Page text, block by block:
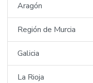
Aragón
Región de Murcia
Galicia
La Rioja